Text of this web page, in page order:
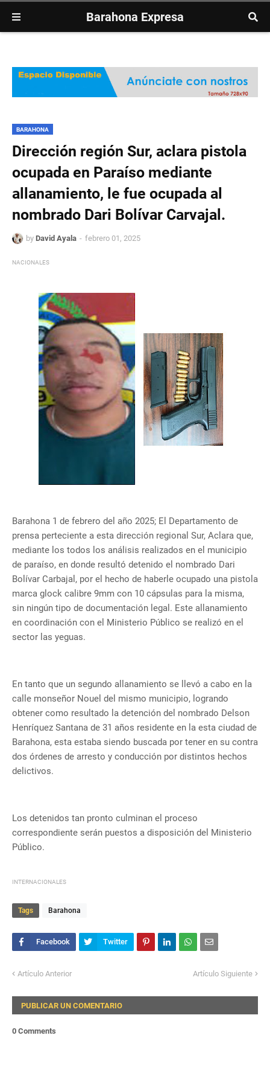
Barahona Expresa
BARAHONA
Dirección región Sur, aclara pistola
ocupada en Paraíso mediante
allanamiento, le fue ocupada al
nombrado Dari Bolívar Carvajal.
by David Ayala febrero 01, 2025
NACIONALES
Barahona 1 de febrero del año 2025; El Departamento de
prensa perteciente a esta dirección regional Sur, Aclara que,
mediante los todos los análisis realizados en el municipio
de paraíso, en donde resultó detenido el nombrado Dari
Bolívar Carbajal, por el hecho de haberle ocupado una pistola
marca glock calibre 9mm con 10 cápsulas para la misma,
sin ningún tipo de documentación legal. Este allanamiento
en coordinación con el Ministerio Público se realizó en el
sector las yeguas.
En tanto que un segundo allanamiento se llevó a cabo en la
calle monseñor Nouel del mismo municipio, logrando
obtener como resultado la detención del nombrado Delson
Henríquez Santana de 31 años residente en la esta ciudad de
Barahona, esta estaba siendo buscada por tener en su contra
dos órdenes de arresto y conducción por distintos hechos
delictivos.
Los detenidos tan pronto culminan el proceso
correspondiente serán puestos a disposición del Ministerio
Público.
INTERNACIONALES
Tags Barahona
Artículo Anterior Artículo Siguiente
PUBLICAR UN COMENTARIO
0 Comments